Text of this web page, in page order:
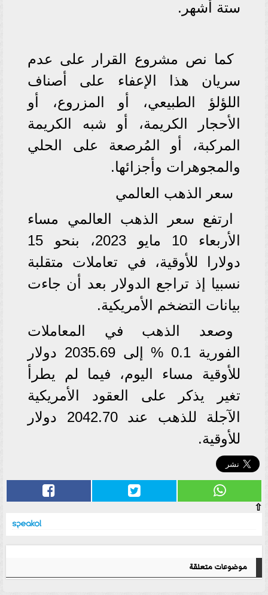
ستة أشهر.
كما نص مشروع القرار على عدم
سريان هذا الإعفاء على أصناف
اللؤلؤ الطبيعي، أو المزروع، أو
الأحجار الكريمة، أو شبه الكريمة
المركبة، أو المُرصعة على الحلي
والمجوهرات وأجزائها.
سعر الذهب العالمي
ارتفع سعر الذهب العالمي مساء
الأربعاء 10 مايو 2023، بنحو 15
دولارا للأوقية، في تعاملات متقلبة
نسبيا إذ تراجع الدولار بعد أن جاءت
بيانات التضخم الأمريكية.
وصعد الذهب في المعاملات
الفورية 0.1 % إلى 2035.69 دولار
للأوقية مساء اليوم، فيما لم يطرأ
تغير يذكر على العقود الأمريكية
الآجلة للذهب عند 2042.70 دولار
للأوقية.
⇧
موضوعات متعلقة